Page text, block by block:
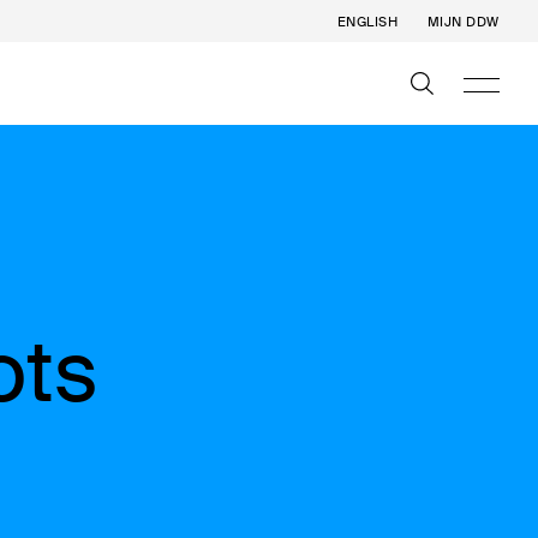
ENGLISH MIJN DDW